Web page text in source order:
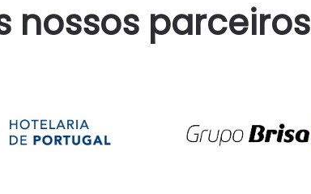
nossos parceiros